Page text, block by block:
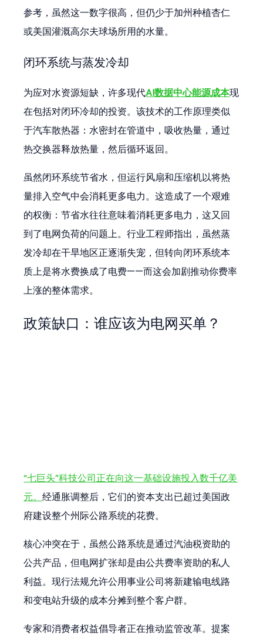
参考，虽然这一数字很高，但仍少于加州种植杏仁
或美国灌溉高尔夫球场所用的水量。
闭环系统与蒸发冷却
为应对水资源短缺，许多现代AI数据中心能源成本现
在包括对闭环冷却的投资。该技术的工作原理类似
于汽车散热器：水密封在管道中，吸收热量，通过
热交换器释放热量，然后循环返回。
虽然闭环系统节省水，但运行风扇和压缩机以将热
量排入空气中会消耗更多电力。这造成了一个艰难
的权衡：节省水往往意味着消耗更多电力，这又回
到了电网负荷的问题上。行业工程师指出，虽然蒸
发冷却在干旱地区正逐渐失宠，但转向闭环系统本
质上是将水费换成了电费——而这会加剧推动你费率
上涨的整体需求。
政策缺口：谁应该为电网买单？
“七巨头”科技公司正在向这一基础设施投入数千亿美
元。经通胀调整后，它们的资本支出已超过美国政
府建设整个州际公路系统的花费。
核心冲突在于，虽然公路系统是通过汽油税资助的
公共产品，但电网扩张却是由公共费率资助的私人
利益。现行法规允许公用事业公司将新建输电线路
和变电站升级的成本分摊到整个客户群。
专家和消费者权益倡导者正在推动监管改革。提案